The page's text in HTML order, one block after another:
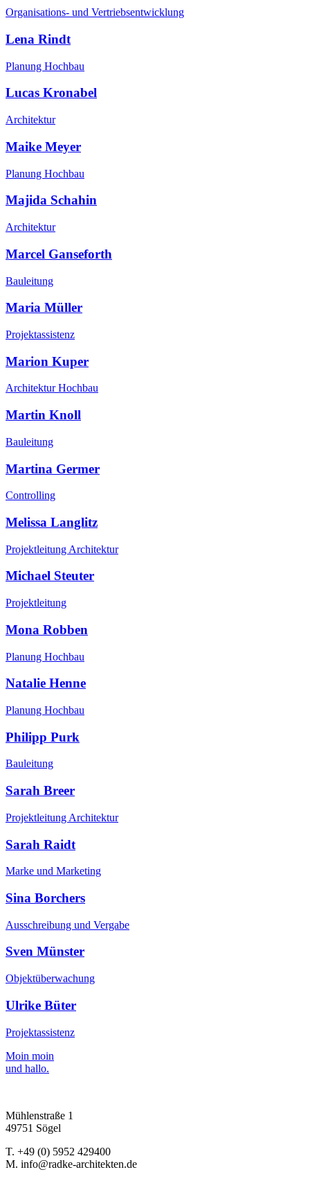
Organisations- und Vertriebsentwicklung
Lena Rindt
Planung Hochbau
Lucas Kronabel
Architektur
Maike Meyer
Planung Hochbau
Majida Schahin
Architektur
Marcel Ganseforth
Bauleitung
Maria Müller
Projektassistenz
Marion Kuper
Architektur Hochbau
Martin Knoll
Bauleitung
Martina Germer
Controlling
Melissa Langlitz
Projektleitung Architektur
Michael Steuter
Projektleitung
Mona Robben
Planung Hochbau
Natalie Henne
Planung Hochbau
Philipp Purk
Bauleitung
Sarah Breer
Projektleitung Architektur
Sarah Raidt
Marke und Marketing
Sina Borchers
Ausschreibung und Vergabe
Sven Münster
Objektüberwachung
Ulrike Büter
Projektassistenz
Moin moin
und hallo.
Mühlenstraße 1
49751 Sögel
T. +49 (0) 5952 429400
M. info@radke-architekten.de